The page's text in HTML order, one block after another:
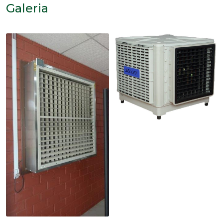
Galeria